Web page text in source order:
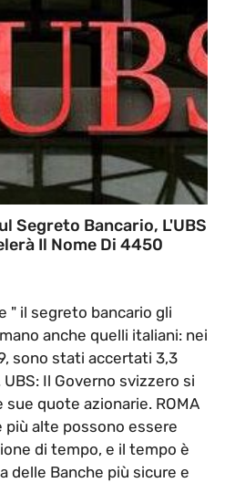
Segreto Bancario, L'UBS
Il Nome Di 4450
" il segreto bancario gli
anche quelli italiani: nei
sono stati accertati 3,3
Il Governo svizzero si
quote azionarie. ROMA
alte possono essere
di tempo, e il tempo è
delle Banche più sicure e